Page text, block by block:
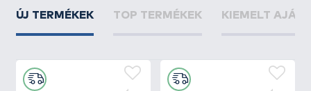
ÚJ TERMÉKEK TOP TERMÉKEK KIEMELT